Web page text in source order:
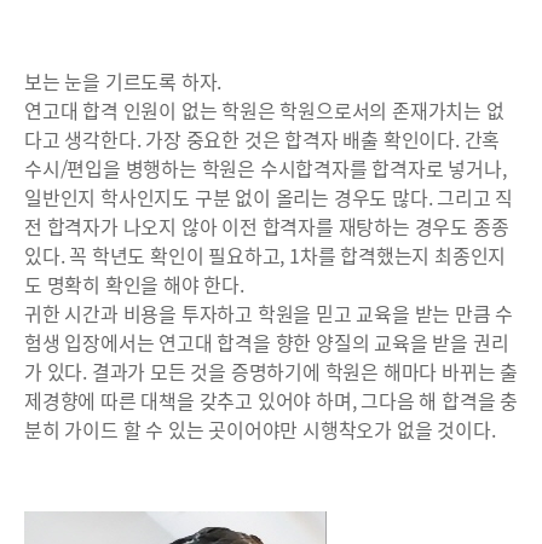
보는 눈을 기르도록 하자.
연고대 합격 인원이 없는 학원은 학원으로서의 존재가치는 없
다고 생각한다. 가장 중요한 것은 합격자 배출 확인이다. 간혹
수시/편입을 병행하는 학원은 수시합격자를 합격자로 넣거나,
일반인지 학사인지도 구분 없이 올리는 경우도 많다. 그리고 직
전 합격자가 나오지 않아 이전 합격자를 재탕하는 경우도 종종
있다. 꼭 학년도 확인이 필요하고, 1차를 합격했는지 최종인지
도 명확히 확인을 해야 한다.
귀한 시간과 비용을 투자하고 학원을 믿고 교육을 받는 만큼 수
험생 입장에서는 연고대 합격을 향한 양질의 교육을 받을 권리
가 있다. 결과가 모든 것을 증명하기에 학원은 해마다 바뀌는 출
제경향에 따른 대책을 갖추고 있어야 하며, 그다음 해 합격을 충
분히 가이드 할 수 있는 곳이어야만 시행착오가 없을 것이다.